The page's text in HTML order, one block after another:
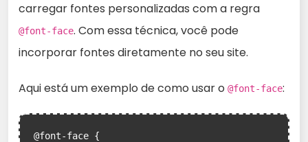
carregar fontes personalizadas com a regra
@font-face. Com essa técnica, você pode
incorporar fontes diretamente no seu site.
Aqui está um exemplo de como usar o @font-face:
@font-face {